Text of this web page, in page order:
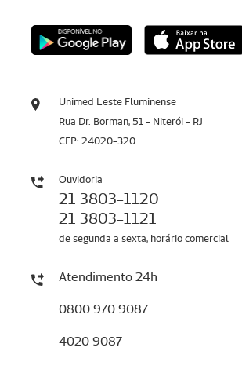
Unimed Leste Fluminense
Rua Dr. Borman, 51 - Niterói - RJ
CEP: 24020-320
Ouvidoria
21 3803-1120
21 3803-1121
de segunda a sexta, horário comercial
Atendimento 24h
0800 970 9087
4020 9087